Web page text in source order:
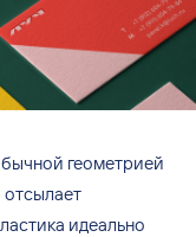
геометрией
отсылает
идеально